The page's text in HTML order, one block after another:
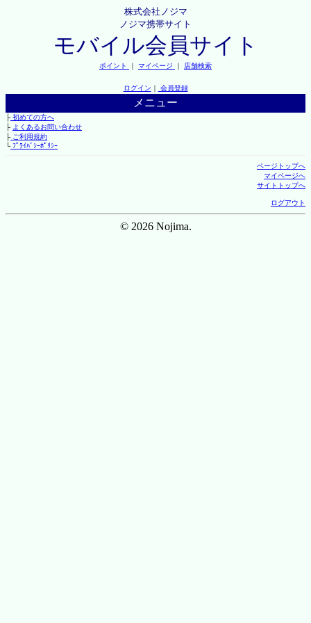
株式会社ノジマ
ノジマ携帯サイト
モバイル会員サイト
ポイント ｜ マイページ ｜ 店舗検索
ログイン ｜ 会員登録
メニュー
├初めての方へ
├ よくあるお問い合わせ
├ご利用規約
└ﾌﾟﾗｲﾊﾞｼｰﾎﾟﾘｼｰ
ページトップへ
マイページへ
サイトトップへ
ログアウト
© 2026 Nojima.